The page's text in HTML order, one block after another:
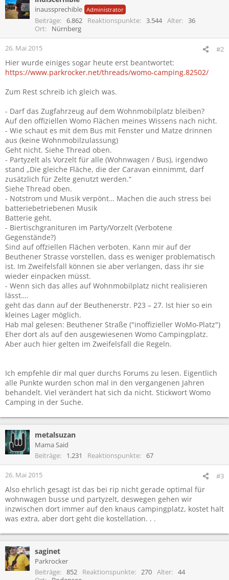
inaussprechible Administrator
Beiträge 6.862 Reaktionspunkte 3.544 Alter
36
Ort
Nürnberg
26. Mai 2015 #2
Hier wurde einiges sogar heute erst beantwortet:
https://www.parkrocker.net/threads/womo-camping.82502/
Zum Rest schreib ich gleich was.
- Darf das Zugfahrzeug auf dem Wohnmobilplatz bleiben?
Auf den offiziellen Womo Flächen meines Wissens nach nicht.
- Wie schaut es mit dem Bus mit Fenster und Matze drinnen
aus (keine Wohnmobilzulassung)
Geht nicht. Siehe Thread oben.
- Partyzelt als Vorzelt für alle (Wohnwagen / Bus), irgendwo
stand „Die gleiche Fläche, die der Caravan einnimmt, darf
zusätzlich für Zelte genutzt werden.“
Siehe Thread oben.
- Notstrom und Musik verpönt… Machen die auch stress bei
batteriebetriebenen Musik
Batterie geht.
- Biertischgranituren im Party/Vorzelt (Verbotene
Gegenstände?)
Sind auf offziellen Flächen verboten. Kann mir auf der
Beuthener Strasse vorstellen, dass es weniger problematisch
ist. Im Zweifelsfall können sie aber verlangen, dass ihr sie
wieder einpacken müsst.
- Wenn sich das alles auf Wohnmobilplatz nicht realisieren
lässt….
geht das dann auf der Beuthenerstr. P23 – 27. Ist hier so ein
kleines Lager möglich.
Hab mal gelesen: Beuthener Straße ("inoffizieller WoMo-Platz")
Eher dort als auf den ausgewiesenen Womo Campingplatz.
Aber auch hier gelten im Zweifelsfall die Regeln.
Ich empfehle dir mal quer durchs Forums zu lesen. Eigentlich
alle Punkte wurden schon mal in den vergangenen Jahren
behandelt. Viel verändert hat sich da nicht. Stickwort Womo
Camping in der Suche.
metalsuzan
Mama Said
Beiträge
1.231 Reaktionspunkte 67
26. Mai 2015 #3
Also ehrlich gesagt ist das bei rip nicht gerade optimal für
wohnwagen busse und partyzelt, deswegen gehen wir
inzwischen dort immer auf den knaus campingplatz, kostet halt
was extra, aber dort geht die kostellation. . .
saginet
Parkrocker
Beiträge
852 Reaktionspunkte 270 Alter
44